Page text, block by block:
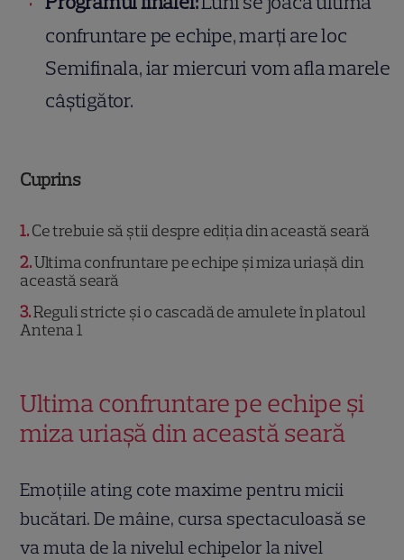
confruntare pe echipe, marți are loc
Semifinala, iar miercuri vom afla marele
câștigător.
Cuprins
1 Ce trebuie să știi despre ediția din această seară
2 Ultima confruntare pe echipe și miza uriașă din
această seară
3 Reguli stricte și o cascadă de amulete în platoul
Antena 1
Ultima confruntare pe echipe și
miza uriașă din această seară
Emoțiile ating cote maxime pentru micii
bucătari. De mâine, cursa spectaculoasă se
va muta de la nivelul echipelor la nivel